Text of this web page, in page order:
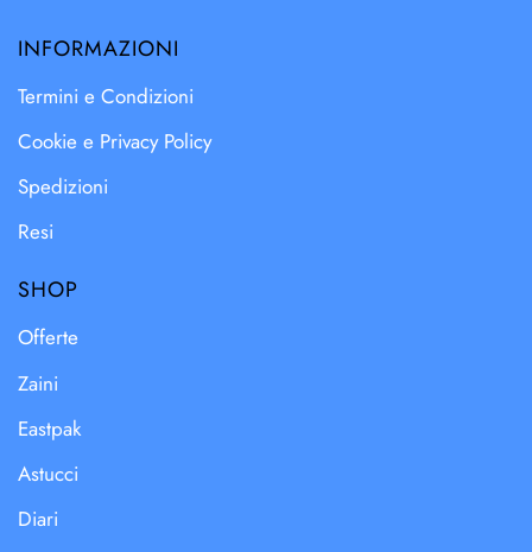
INFORMAZIONI
Termini e Condizioni
Cookie e Privacy Policy
Spedizioni
Resi
SHOP
Offerte
Zaini
Eastpak
Astucci
Diari